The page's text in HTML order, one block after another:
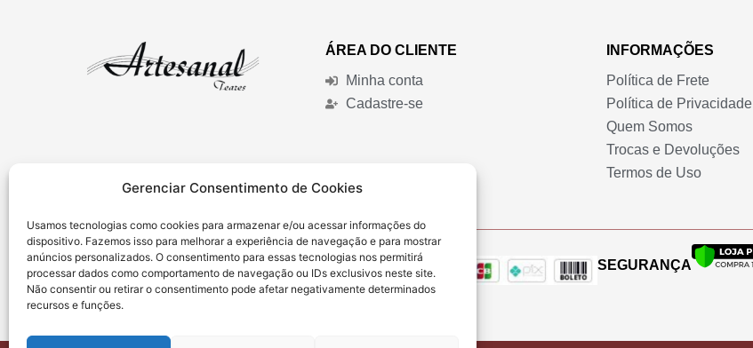
Gerenciar Consentimento de Cookies
Usamos tecnologias como cookies para armazenar e/ou acessar informações do
dispositivo. Fazemos isso para melhorar a experiência de navegação e para mostrar
anúncios personalizados. O consentimento para essas tecnologias nos permitirá
processar dados como comportamento de navegação ou IDs exclusivos neste site.
Não consentir ou retirar o consentimento pode afetar negativamente determinados
recursos e funções.
R
9
9
a
t
r
t
ÁREA DO CLIENTE
Minha conta
Cadastre-se
INFORMAÇÕES
Política de Frete
Política de Privacidade
Quem Somos
Trocas e Devoluções
Termos de Uso
PAGAMENTO SEGURANÇA